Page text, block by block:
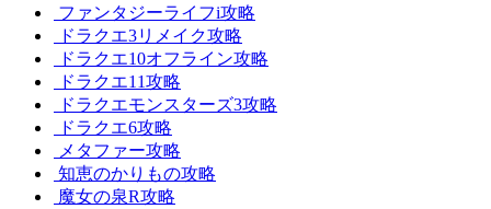
ファンタジーライフi攻略
ドラクエ3リメイク攻略
ドラクエ10オフライン攻略
ドラクエ11攻略
ドラクエモンスターズ3攻略
ドラクエ6攻略
メタファー攻略
知恵のかりもの攻略
魔女の泉R攻略